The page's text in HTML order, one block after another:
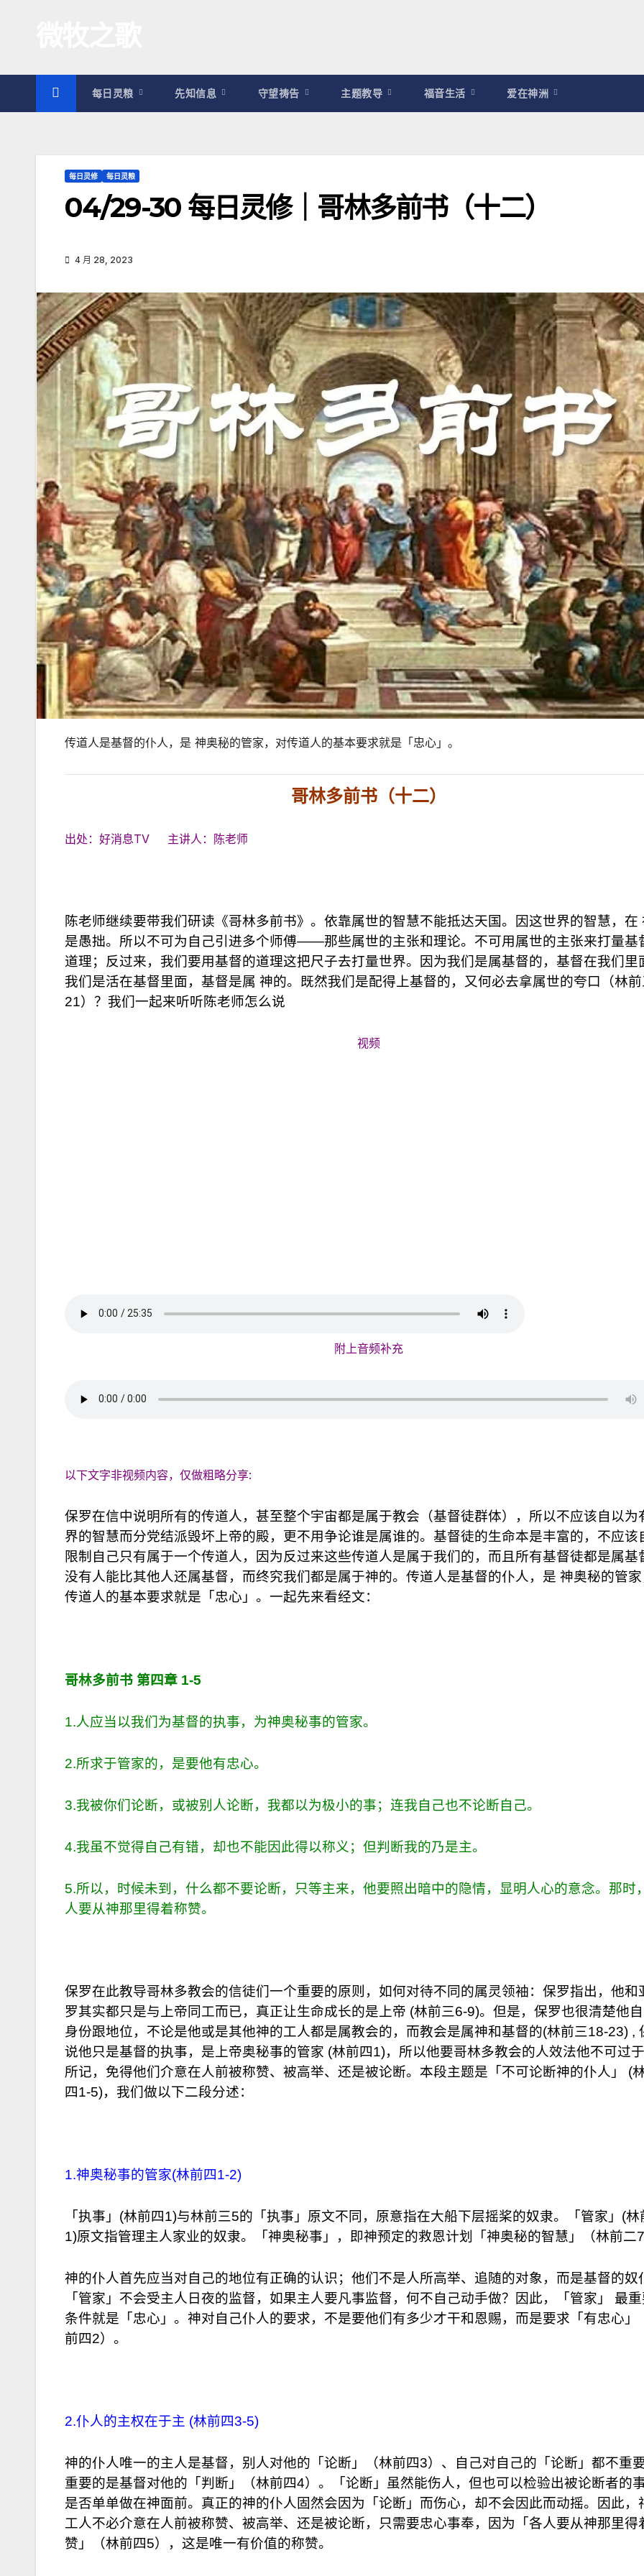
容
每日灵粮 先知信息 守望祷告 主题教导 福音生活 爱在神洲
每日灵修 每日灵粮
04/29-30 每日灵修｜哥林多前书（十二）
4 月 28, 2023
传道人是基督的仆人，是 神奥秘的管家，对传道人的基本要求就是「忠心」。
哥林多前书（十二）
出处：好消息TV 主讲人：陈老师
陈老师继续要带我们研读《哥林多前书》。依靠属世的智慧不能抵达天国。因这世界的智慧，在
是愚拙。所以不可为自己引进多个师傅——那些属世的主张和理论。不可用属世的主张来打量基
道理；反过来，我们要用基督的道理这把尺子去打量世界。因为我们是属基督的，基督在我们里
我们是活在基督里面，基督是属 神的。既然我们是配得上基督的，又何必去拿属世的夸口（林
21）？我们一起来听听陈老师怎么说
视频
附上音频补充
以下文字非视频内容，仅做粗略分享:
保罗在信中说明所有的传道人，甚至整个宇宙都是属于教会（基督徒群体），所以不应该自以为
界的智慧而分党结派毁坏上帝的殿，更不用争论谁是属谁的。基督徒的生命本是丰富的，不应该
限制自己只有属于一个传道人，因为反过来这些传道人是属于我们的，而且所有基督徒都是属基
没有人能比其他人还属基督，而终究我们都是属于神的。传道人是基督的仆人，是 神奥秘的管
传道人的基本要求就是「忠心」。一起先来看经文：
哥林多前书 第四章 1-5
1.人应当以我们为基督的执事，为神奥秘事的管家。
2.所求于管家的，是要他有忠心。
3.我被你们论断，或被别人论断，我都以为极小的事；连我自己也不论断自己。
4.我虽不觉得自己有错，却也不能因此得以称义；但判断我的乃是主。
5.所以，时候未到，什么都不要论断，只等主来，他要照出暗中的隐情，显明人心的意念。那时
人要从神那里得着称赞。
保罗在此教导哥林多教会的信徒们一个重要的原则，如何对待不同的属灵领袖：保罗指出，他和
罗其实都只是与上帝同工而已，真正让生命成长的是上帝 (林前三6-9)。但是，保罗也很清楚他
身份跟地位，不论是他或是其他神的工人都是属教会的，而教会是属神和基督的(林前三18-23) ,
说他只是基督的执事，是上帝奥秘事的管家 (林前四1)，所以他要哥林多教会的人效法他不可过
所记，免得他们介意在人前被称赞、被高举、还是被论断。本段主题是「不可论断神的仆人」 (
四1-5)，我们做以下二段分述：
1.神奥秘事的管家(林前四1-2)
「执事」(林前四1)与林前三5的「执事」原文不同，原意指在大船下层摇桨的奴隶。「管家」(林
1)原文指管理主人家业的奴隶。「神奥秘事」，即神预定的救恩计划「神奥秘的智慧」（林前二
神的仆人首先应当对自己的地位有正确的认识；他们不是人所高举、追随的对象，而是基督的奴
「管家」不会受主人日夜的监督，如果主人要凡事监督，何不自己动手做？因此，「管家」 最
条件就是「忠心」。神对自己仆人的要求，不是要他们有多少才干和恩赐，而是要求「有忠心」
前四2）。
2.仆人的主权在于主 (林前四3-5)
神的仆人唯一的主人是基督，别人对他的「论断」（林前四3）、自己对自己的「论断」都不重
重要的是基督对他的「判断」（林前四4）。「论断」虽然能伤人，但也可以检验出被论断者的
是否单单做在神面前。真正的神的仆人固然会因为「论断」而伤心，却不会因此而动摇。因此，
工人不必介意在人前被称赞、被高举、还是被论断，只需要忠心事奉，因为「各人要从神那里得
赞」（林前四5），这是唯一有价值的称赞。